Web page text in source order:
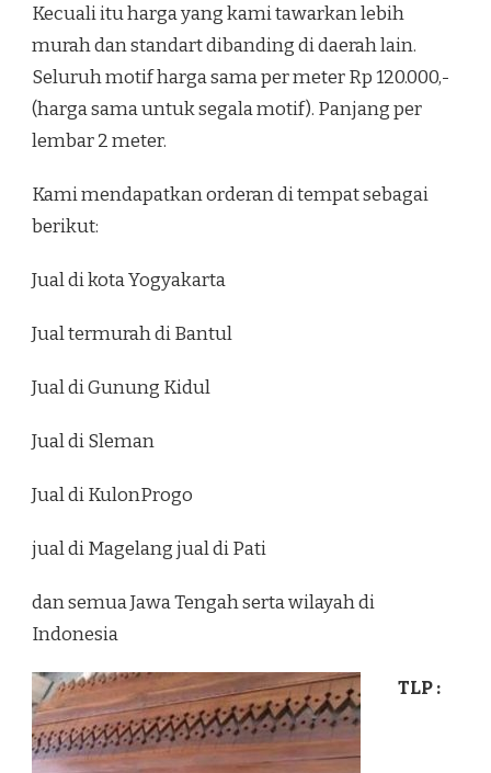
Kecuali itu harga yang kami tawarkan lebih
murah dan standart dibanding di daerah lain.
Seluruh motif harga sama per meter Rp 120.000,-
(harga sama untuk segala motif). Panjang per
lembar 2 meter.
Kami mendapatkan orderan di tempat sebagai
berikut:
Jual di kota Yogyakarta
Jual termurah di Bantul
Jual di Gunung Kidul
Jual di Sleman
Jual di KulonProgo
jual di Magelang jual di Pati
dan semua Jawa Tengah serta wilayah di
Indonesia
TLP :